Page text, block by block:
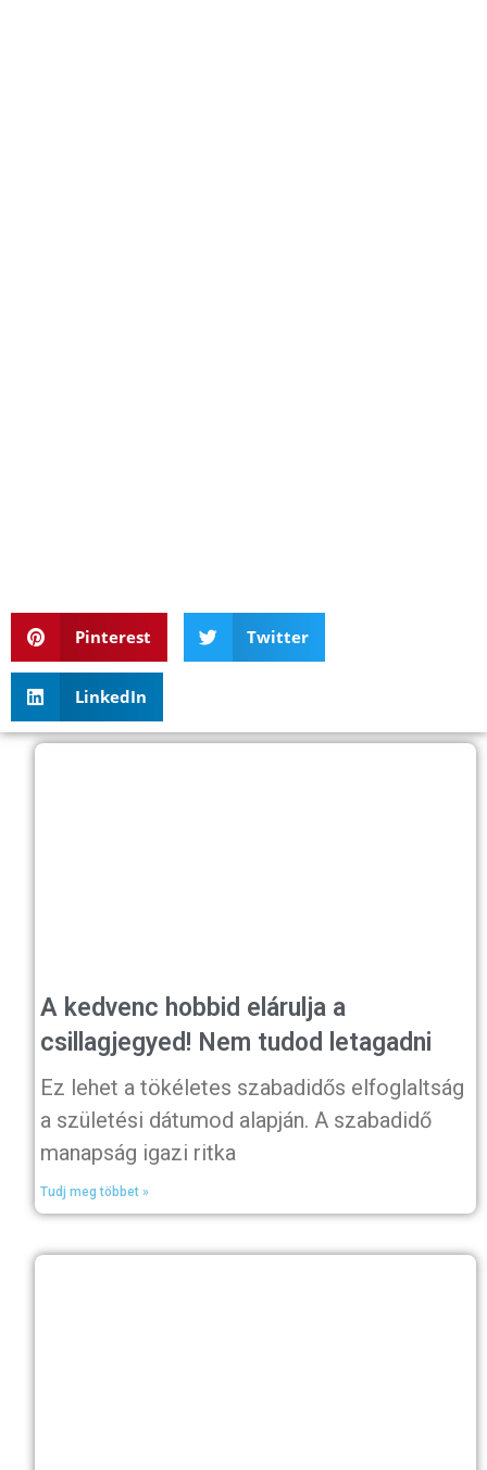
Pinterest Twitter
LinkedIn
A kedvenc hobbid elárulja a
csillagjegyed! Nem tudod letagadni
Ez lehet a tökéletes szabadidős elfoglaltság
a születési dátumod alapján. A szabadidő
manapság igazi ritka
Tudj meg többet »